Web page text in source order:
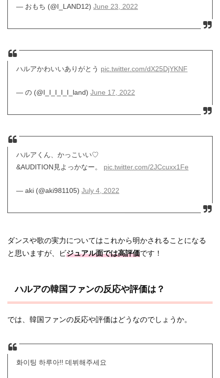
— おもち (@I_LAND12) June 23, 2022
ハルアかわいいありがとう pic.twitter.com/dX25DjYKNF
— の (@I_I_I_I_I_land) June 17, 2022
ハルアくん、かっこいい♡
&AUDITION見よっかなー。 pic.twitter.com/2JCcuxx1Fe
— aki (@aki981105) July 4, 2022
ダンスや歌の実力についてはこれから明かされることになる
と思いますが、ビジュアル面では高評価です！
ハルアの韓国ファンの反応や評価は？
では、韓国ファンの反応や評価はどうなのでしょうか。
화이팅 하루아!! 데뷔해주세요